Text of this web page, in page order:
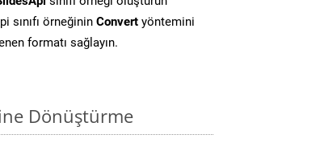
sınıfı örneğinin Convert yöntemini
formatı sağlayın.
Dönüştürme